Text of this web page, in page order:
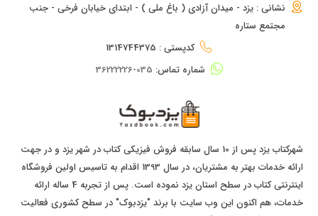
نشانی : یزد - میدان آزادی ( باغ ملی ) - ابتدای خیابان فرخی - جنب
مجتمع ستاره
کدپستی : 1314744375
شماره تماس: 035-36222226
شهرکتاب یزد پس از 10 سال سابقه فروش فیزیکی کتاب در شهر یزد و در جهت
ارائه خدمات بهتر به مشتریان، در سال 1393 اقدام به تاسیس اولین فروشگاه
اینترنتی کتاب در سطح استان یزد نموده است. پس از تجربه 4 ساله ارائه
خدمات، هم اکنون این وب سایت با برند "یزدبوک" در سطح کشوری فعالیت